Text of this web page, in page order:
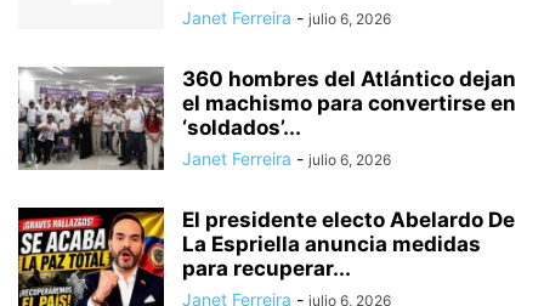
Janet Ferreira - julio 6, 2026
360 hombres del Atlántico dejan
el machismo para convertirse en
‘soldados’...
Janet Ferreira - julio 6, 2026
El presidente electo Abelardo De
La Espriella anuncia medidas
para recuperar...
Janet Ferreira - julio 6, 2026